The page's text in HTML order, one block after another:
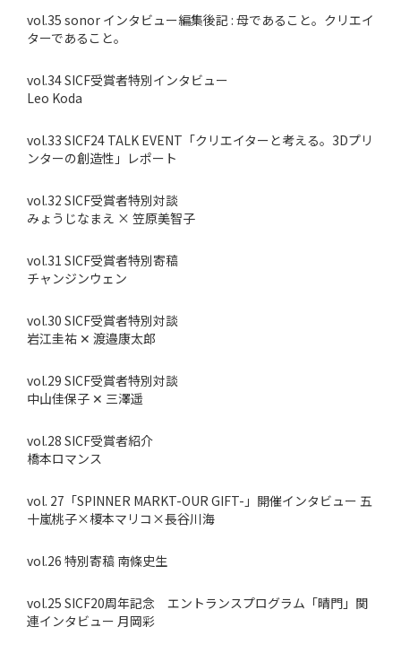
vol.35 sonor インタビュー編集後記 : 母であること。クリエイ
ターであること。
vol.34 SICF受賞者特別インタビュー
Leo Koda
vol.33 SICF24 TALK EVENT「クリエイターと考える。3Dプリ
ンターの創造性」レポート
vol.32 SICF受賞者特別対談
みょうじなまえ × 笠原美智子
vol.31 SICF受賞者特別寄稿
チャンジンウェン
vol.30 SICF受賞者特別対談
岩江圭祐 ✕ 渡邉康太郎
vol.29 SICF受賞者特別対談
中山佳保子 ✕ 三澤遥
vol.28 SICF受賞者紹介
橋本ロマンス
vol. 27「SPINNER MARKT-OUR GIFT-」開催インタビュー 五
十嵐桃子×榎本マリコ×長谷川海
vol.26 特別寄稿 南條史生
vol.25 SICF20周年記念 エントランスプログラム「晴門」関
連インタビュー 月岡彩